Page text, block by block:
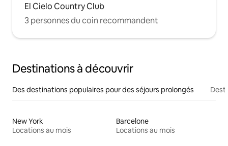
El Cielo Country Club
3 personnes du coin recommandent
Destinations à découvrir
Des destinations populaires pour des séjours prolongés
New York
Locations au mois
Barcelone
Locations au mois